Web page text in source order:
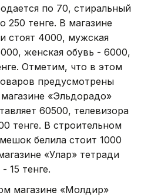
по 70, стиральный
тенге. В магазине
стоят 4000, мужская
женская обувь - 6000,
Отметим, что в этом
предусмотрены
«Эльдорадо»
60500, телевизора
тенге. В строительном
белила стоит 1000
«Улар» тетради
15 тенге.
магазине «Молдир»